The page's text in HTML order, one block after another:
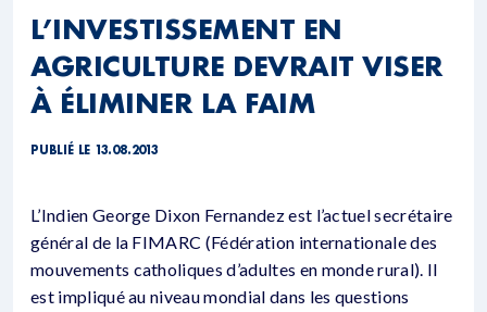
L’INVESTISSEMENT EN
AGRICULTURE DEVRAIT VISER
À ÉLIMINER LA FAIM
PUBLIÉ LE 13.08.2013
L’Indien George Dixon Fernandez est l’actuel secrétaire
général de la FIMARC (Fédération internationale des
mouvements catholiques d’adultes en monde rural). Il
est impliqué au niveau mondial dans les questions